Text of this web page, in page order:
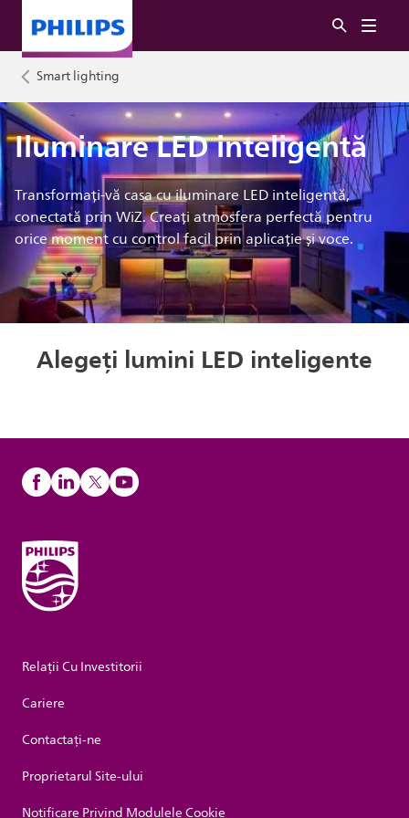
Smart lighting
Iluminare LED inteligentă
Transformați-vă casa cu iluminare LED inteligentă,
conectată prin WiZ. Creați atmosfera perfectă pentru
orice moment cu control facil prin aplicație și voce.
Alegeți lumini LED inteligente
Relații Cu Investitorii
Cariere
Contactaţi-ne
Proprietarul Site-ului
Notificare Privind Modulele Cookie